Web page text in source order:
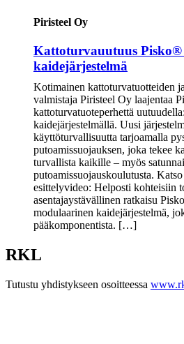
Piristeel Oy
Kattoturvauutuus Pisko®
kaidejärjestelmä
Kotimainen kattoturvatuotteiden
valmistaja Piristeel Oy laajentaa
kattoturvatuoteperhettä
kaidejärjestelmällä. Uusi
käyttöturvallisuutta tarjoamalla
putoamissuojauksen, joka tekee
turvallista kaikille – myös
putoamissuojauskoulutusta.
esittelyvideo: Helposti kohteisiin
asentajaystävällinen ratkaisu
modulaarinen kaidejärjestelmä,
pääkomponentista. […]
RKL
Tutustu yhdistykseen osoitteessa